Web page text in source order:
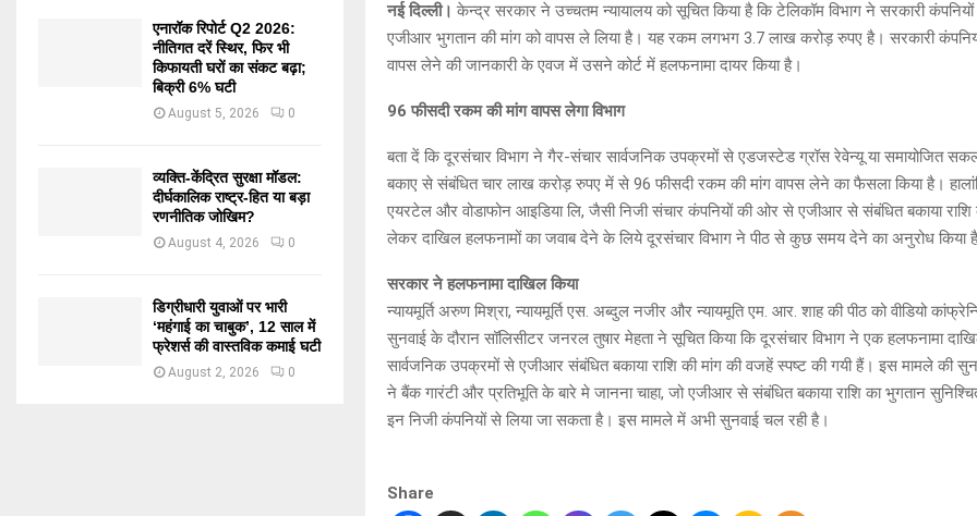
नई दिल्ली। केन्द्र सरकार ने उच्चतम न्यायालय को सूचित किया है कि टेलिकॉम विभाग ने सरकारी
एजीआर भुगतान की मांग को वापस ले लिया है। यह रकम लगभग 3.7 लाख करोड़ रुपए है। सरकारी
वापस लेने की जानकारी के एवज में उसने कोर्ट में हलफनामा दायर किया है।
96 फीसदी रकम की मांग वापस लेगा विभाग
बता दें कि दूरसंचार विभाग ने गैर-संचार सार्वजनिक उपक्रमों से एडजस्टेड ग्रॉस रेवेन्यू या समायोजित
बकाए से संबंधित चार लाख करोड़ रुपए में से 96 फीसदी रकम की मांग वापस लेने का फैसला किया है।
एयरटेल और वोडाफोन आइडिया लि, जैसी निजी संचार कंपनियों की ओर से एजीआर से संबंधित बकाया
लेकर दाखिल हलफनामों का जवाब देने के लिये दूरसंचार विभाग ने पीठ से कुछ समय देने का अनुरोध किया
सरकार ने हलफनामा दाखिल किया
न्यायमूर्ति अरुण मिश्रा, न्यायमूर्ति एस. अब्दुल नजीर और न्यायमूति एम. आर. शाह की पीठ को वीडियो
सुनवाई के दौरान सॉलिसीटर जनरल तुषार मेहता ने सूचित किया कि दूरसंचार विभाग ने एक हलफनामा
सार्वजनिक उपक्रमों से एजीआर संबंधित बकाया राशि की मांग की वजहें स्पष्ट की गयी हैं। इस मामले की
ने बैंक गारंटी और प्रतिभूति के बारे मे जानना चाहा, जो एजीआर से संबंधित बकाया राशि का भुगतान
इन निजी कंपनियों से लिया जा सकता है। इस मामले में अभी सुनवाई चल रही है।
Share
एनारॉक रिपोर्ट Q2 2026:
नीतिगत दरें स्थिर, फिर भी
किफायती घरों का संकट बढ़ा;
बिक्री 6% घटी
August 5, 2026 0
व्यक्ति-केंद्रित सुरक्षा मॉडल:
दीर्घकालिक राष्ट्र-हित या बड़ा
रणनीतिक जोखिम?
August 4, 2026 0
डिग्रीधारी युवाओं पर भारी
‘महंगाई का चाबुक’, 12 साल में
फ्रेशर्स की वास्तविक कमाई घटी
August 2, 2026 0